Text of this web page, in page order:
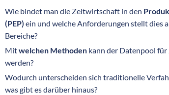
Wie bindet man die Zeitwirtschaft in den
(PEP) ein und welche Anforderungen stellt dies
Bereiche?
Mitwelchen Methodenkann der Datenpool
werden?
Wodurch unterscheiden sich traditionelle
was gibt es darüber hinaus?